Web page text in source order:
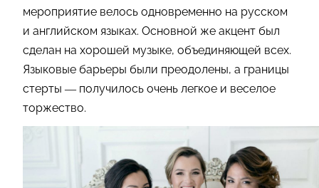
мероприятие велось одновременно на русском
и английском языках. Основной же акцент был
сделан на хорошей музыке, объединяющей всех.
Языковые барьеры были преодолены, а границы
стерты — получилось очень легкое и веселое
торжество.